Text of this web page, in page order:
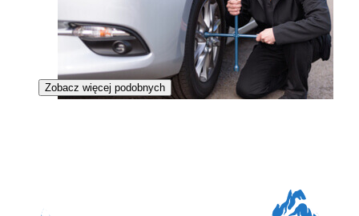
Zobacz więcej podobnych